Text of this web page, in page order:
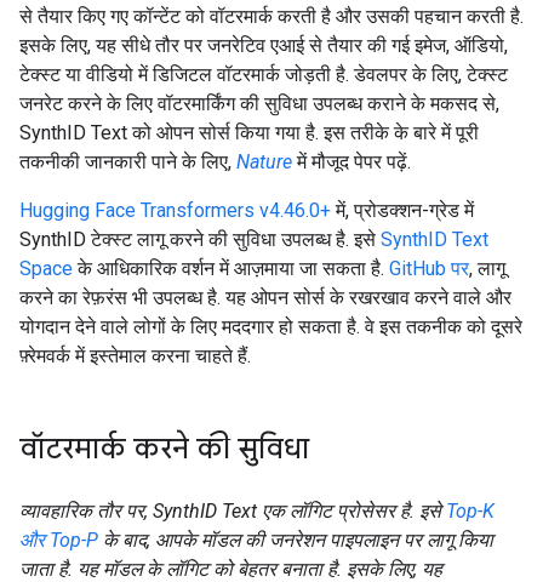
से तैयार किए गए कॉन्टेंट को वॉटरमार्क करती है और उसकी पहचान करती है.
इसके लिए, यह सीधे तौर पर जनरेटिव एआई से तैयार की गई इमेज, ऑडियो,
टेक्स्ट या वीडियो में डिजिटल वॉटरमार्क जोड़ती है. डेवलपर के लिए, टेक्स्ट
जनरेट करने के लिए वॉटरमार्किंग की सुविधा उपलब्ध कराने के मकसद से,
SynthID Text को ओपन सोर्स किया गया है. इस तरीके के बारे में पूरी
तकनीकी जानकारी पाने के लिए, Natureमें मौजूद पेपर पढ़ें.
Hugging Face Transformers v4.46.0+में, प्रोडक्शन-ग्रेड में
SynthID टेक्स्ट लागू करने की सुविधा उपलब्ध है. इसे SynthID Text
Spaceके आधिकारिक वर्शन में आज़माया जा सकता है. GitHub पर, लागू
करने का रेफ़रंस भी उपलब्ध है. यह ओपन सोर्स के रखरखाव करने वाले और
योगदान देने वाले लोगों के लिए मददगार हो सकता है. वे इस तकनीक को दूसरे
फ़्रेमवर्क में इस्तेमाल करना चाहते हैं.
वॉटरमार्क करने की सुविधा
व्यावहारिक तौर पर, SynthID Text एक लॉगिट प्रोसेसर है. इसेTop-K
और Top-P के बाद, आपके मॉडल की जनरेशन पाइपलाइन पर लागू किया
जाता है. यह मॉडल के लॉगिट को बेहतर बनाता है. इसके लिए, यह